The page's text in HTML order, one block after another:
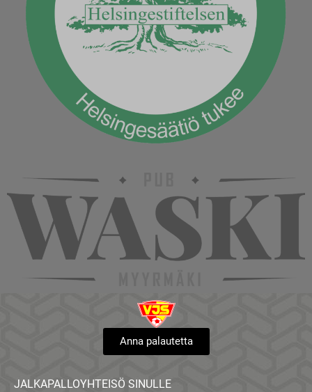
Anna palautetta
JALKAPALLOYHTEISÖ SINULLE